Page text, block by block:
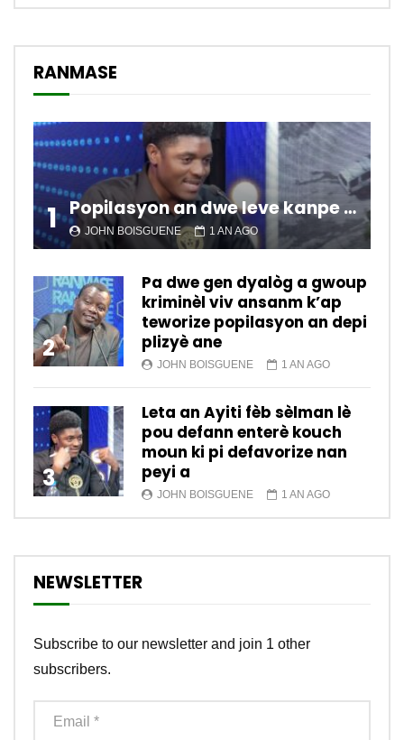
RANMASE
1 Popilasyon an dwe leve kanpe pou chanje sitiyasyon kawotik l’ap viv nan peyi a.
JOHN BOISGUENE 1 AN AGO
2
Pa dwe gen dyalòg a gwoup
kriminèl viv ansanm k’ap
teworize popilasyon an depi
plizyè ane
JOHN BOISGUENE 1 AN AGO
3
Leta an Ayiti fèb sèlman lè
pou defann enterè kouch
moun ki pi defavorize nan
peyi a
JOHN BOISGUENE 1 AN AGO
NEWSLETTER
Subscribe to our newsletter and join 1 other
subscribers.